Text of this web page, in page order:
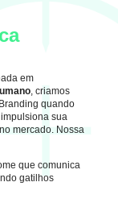
em
, criamos
quando
sua
mercado. Nossa
que comunica
gatilhos